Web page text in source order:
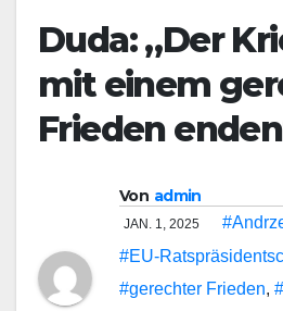
Duda: „Der
mit einem
Frieden
Von admin
JAN. 1, 2025
#EU-
#gerechter Frieden,